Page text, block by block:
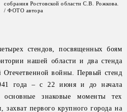
собрания Ростовской области С.В. Рожкова.
/ ФОТО автора
стендов, посвященных боям
нашей области и два стенда
Отечетвенной войны. Первый стенд
года – с 22 июня и до начала
основные знаковые моменты тех
первого крупного города на